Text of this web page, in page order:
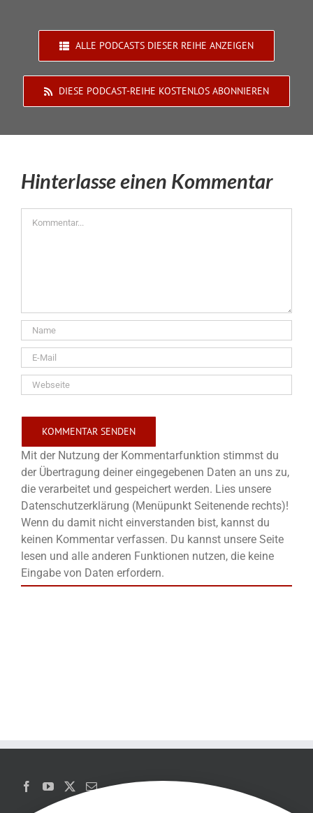
ALLE PODCASTS DIESER REIHE ANZEIGEN
DIESE PODCAST-REIHE KOSTENLOS ABONNIEREN
Hinterlasse einen Kommentar
Mit der Nutzung der Kommentarfunktion stimmst du
der Übertragung deiner eingegebenen Daten an uns zu,
die verarbeitet und gespeichert werden. Lies unsere
Datenschutzerklärung (Menüpunkt Seitenende rechts)!
Wenn du damit nicht einverstanden bist, kannst du
keinen Kommentar verfassen. Du kannst unsere Seite
lesen und alle anderen Funktionen nutzen, die keine
Eingabe von Daten erfordern.